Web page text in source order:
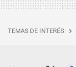
TEMAS DE INTERÉS